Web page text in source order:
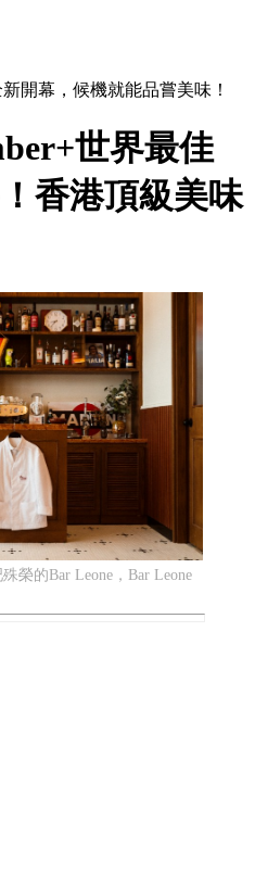
開幕，候機就能品嘗美味！
世界最佳
香港頂級美味
榮的Bar Leone，Bar Leone